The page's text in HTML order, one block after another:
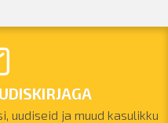
uudiseid ja muud kasulikku